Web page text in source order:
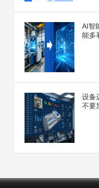
AI智
能多
设备
不要